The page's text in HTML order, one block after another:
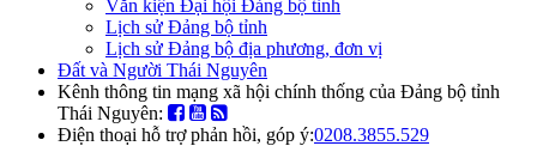
Văn kiện Đại hội Đảng bộ tỉnh
Lịch sử Đảng bộ tỉnh
Lịch sử Đảng bộ địa phương, đơn vị
Đất và Người Thái Nguyên
Kênh thông tin mạng xã hội chính thống của Đảng bộ tỉnh
Thái Nguyên:
Điện thoại hỗ trợ phản hồi, góp ý:0208.3855.529